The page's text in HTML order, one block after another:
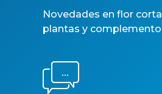
Novedades en flor
plantas y